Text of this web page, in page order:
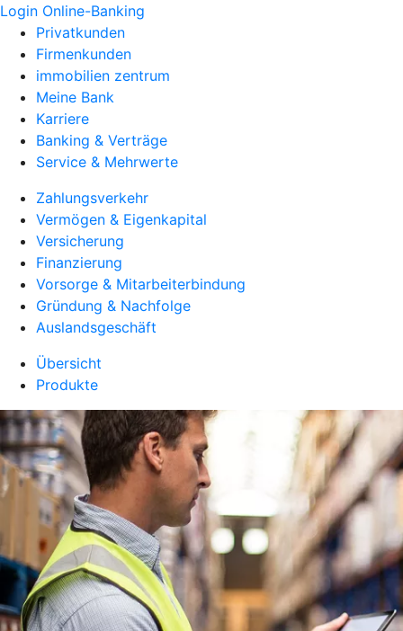
Login Online-Banking
Privatkunden
Firmenkunden
immobilien zentrum
Meine Bank
Karriere
Banking & Verträge
Service & Mehrwerte
Zahlungsverkehr
Vermögen & Eigenkapital
Versicherung
Finanzierung
Vorsorge & Mitarbeiterbindung
Gründung & Nachfolge
Auslandsgeschäft
Übersicht
Produkte